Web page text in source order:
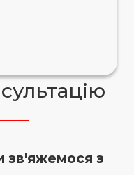
зв'яжемося з